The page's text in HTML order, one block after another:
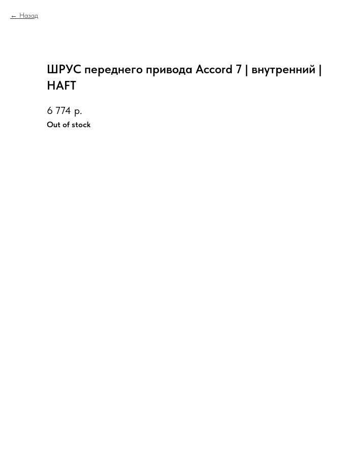
Назад
ШРУС переднего привода Accord 7 | внутренний |
HAFT
6 774 р.
Out of stock